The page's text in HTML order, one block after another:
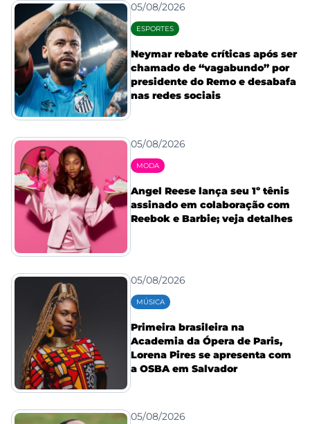
05/08/2026
ESPORTES
Neymar rebate críticas após ser
chamado de “vagabundo” por
presidente do Remo e desabafa
nas redes sociais
05/08/2026
MODA
Angel Reese lança seu 1º tênis
assinado em colaboração com
Reebok e Barbie; veja detalhes
05/08/2026
MÚSICA
Primeira brasileira na
Academia da Ópera de Paris,
Lorena Pires se apresenta com
a OSBA em Salvador
05/08/2026